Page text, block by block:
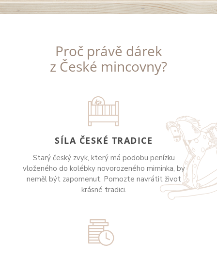
Proč právě dárek
z České mincovny?
SÍLA ČESKÉ TRADICE
Starý český zvyk, který má podobu penízku
vloženého do kolébky novorozeného miminka, by
neměl být zapomenut. Pomozte navrátit život
krásné tradici.